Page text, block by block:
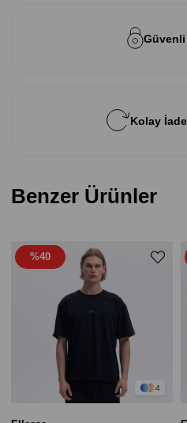
Güvenli
Kolay
Benzer Ürünler
4
%40